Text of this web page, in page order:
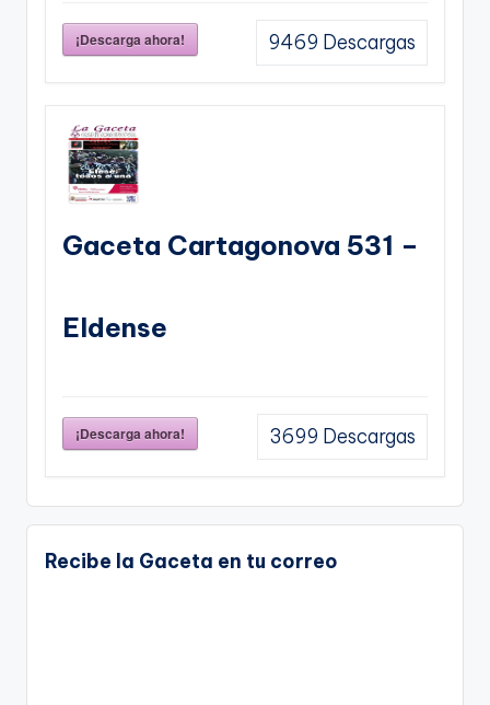
¡Descarga ahora! 9469 Descargas
Gaceta Cartagonova 531 –
Eldense
¡Descarga ahora! 3699 Descargas
Recibe la Gaceta en tu correo